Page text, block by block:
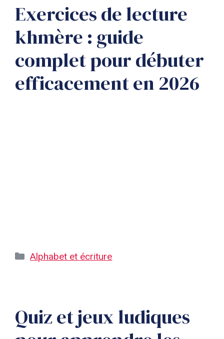
Exercices de lecture
khmère : guide
complet pour débuter
efficacement en 2026
Catégories
Alphabet et écriture
Quiz et jeux ludiques